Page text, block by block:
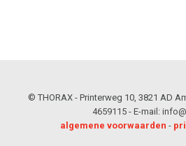
© THORAX - Printerweg 10, 3821 AD
4659115 - E-mail:
algemene voorwaarden -